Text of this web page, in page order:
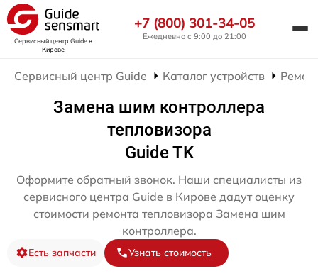
Сервисный центр Guideв
Кирове
+7 (800) 301-34-05
Ежедневно с 9:00 до 21:00
Сервисный центр Guide Каталог устройств
Замена шим контроллера
тепловизора
Guide TK
Оформите обратный звонок. Наши специалисты из
сервисного центра Guide в Кирове дадут оценку
стоимости ремонта тепловизора Замена шим
контроллера.
Есть запчасти Узнать стоимость